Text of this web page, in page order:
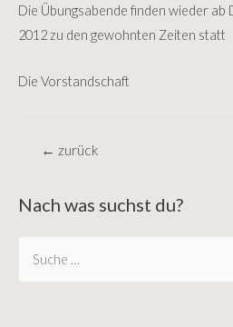
Die Übungsabende finden wieder ab
2012 zu den gewohnten Zeiten statt
Die Vorstandschaft
Beitragsnavigation
← zurück
Nach was suchst du?